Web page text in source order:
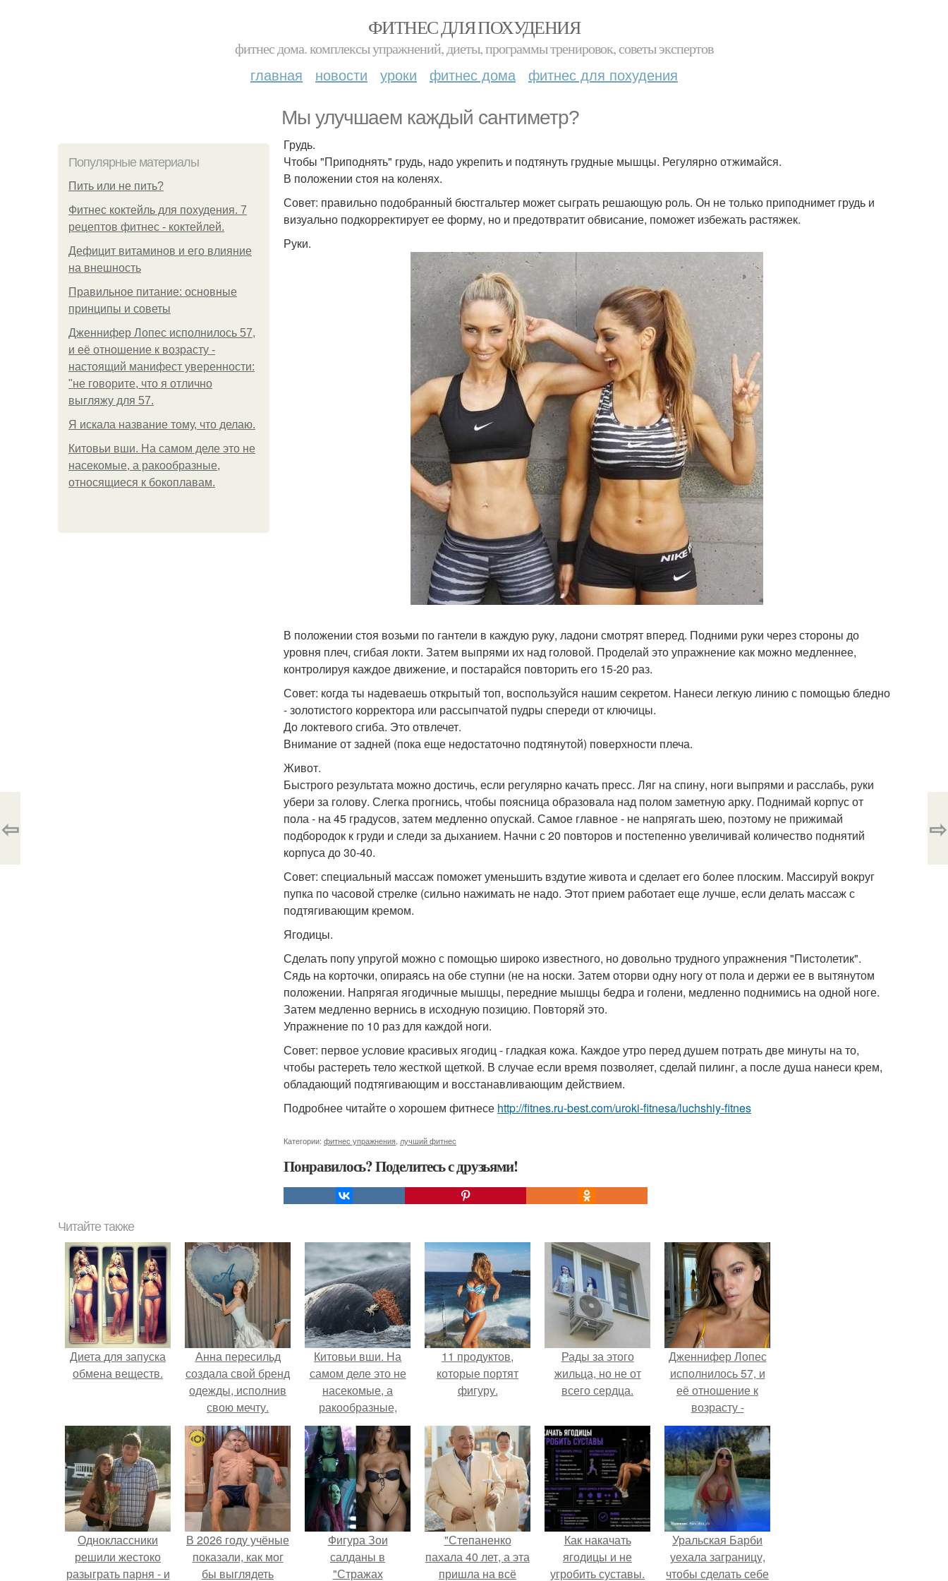
ФИТНЕС ДЛЯ ПОХУДЕНИЯ
фитнес дома. комплексы упражнений, диеты, программы тренировок, советы экспертов
главная новости уроки фитнес дома фитнес для похудения
Мы улучшаем каждый сантиметр?
Популярные материалы
Пить или не пить?
Фитнес коктейль для похудения. 7
рецептов фитнес - коктейлей.
Дефицит витаминов и его влияние
на внешность
Правильное питание: основные
принципы и советы
Дженнифер Лопес исполнилось 57,
и её отношение к возрасту -
настоящий манифест уверенности:
"не говорите, что я отлично
выгляжу для 57.
Я искала название тому, что делаю.
Китовьи вши. На самом деле это не
насекомые, а ракообразные,
относящиеся к бокоплавам.
Грудь.
Чтобы "Приподнять" грудь, надо укрепить и подтянуть грудные мышцы. Регулярно отжимайся.
В положении стоя на коленях.
Совет: правильно подобранный бюстгальтер может сыграть решающую роль. Он не только приподнимет грудь и
визуально подкорректирует ее форму, но и предотвратит обвисание, поможет избежать растяжек.
Руки.
В положении стоя возьми по гантели в каждую руку, ладони смотрят вперед. Подними руки через стороны до
уровня плеч, сгибая локти. Затем выпрями их над головой. Проделай это упражнение как можно медленнее,
контролируя каждое движение, и постарайся повторить его 15-20 раз.
Совет: когда ты надеваешь открытый топ, воспользуйся нашим секретом. Нанеси легкую линию с помощью бледно
- золотистого корректора или рассыпчатой пудры спереди от ключицы.
До локтевого сгиба. Это отвлечет.
Внимание от задней (пока еще недостаточно подтянутой) поверхности плеча.
Живот.
Быстрого результата можно достичь, если регулярно качать пресс. Ляг на спину, ноги выпрями и расслабь, руки
убери за голову. Слегка прогнись, чтобы поясница образовала над полом заметную арку. Поднимай корпус от
пола - на 45 градусов, затем медленно опускай. Самое главное - не напрягать шею, поэтому не прижимай
подбородок к груди и следи за дыханием. Начни с 20 повторов и постепенно увеличивай количество поднятий
корпуса до 30-40.
Совет: специальный массаж поможет уменьшить вздутие живота и сделает его более плоским. Массируй вокруг
пупка по часовой стрелке (сильно нажимать не надо. Этот прием работает еще лучше, если делать массаж с
подтягивающим кремом.
Ягодицы.
Сделать попу упругой можно с помощью широко известного, но довольно трудного упражнения "Пистолетик".
Сядь на корточки, опираясь на обе ступни (не на носки. Затем оторви одну ногу от пола и держи ее в вытянутом
положении. Напрягая ягодичные мышцы, передние мышцы бедра и голени, медленно поднимись на одной ноге.
Затем медленно вернись в исходную позицию. Повторяй это.
Упражнение по 10 раз для каждой ноги.
Совет: первое условие красивых ягодиц - гладкая кожа. Каждое утро перед душем потрать две минуты на то,
чтобы растереть тело жесткой щеткой. В случае если время позволяет, сделай пилинг, а после душа нанеси крем,
обладающий подтягивающим и восстанавливающим действием.
Подробнее читайте о хорошем фитнесе http://fitnes.ru-best.com/uroki-fitnesa/luchshiy-fitnes
Категории: фитнес упражнения лучший фитнес
Понравилось? Поделитесь с друзьями!
⇦ ⇨
Читайте также
Диета для запуска
обмена веществ.
Анна пересильд
создала свой бренд
одежды, исполнив
свою мечту.
Китовьи вши. На
самом деле это не
насекомые, а
ракообразные,
относящиеся к
бокоплавам.
11 продуктов,
которые портят
фигуру.
Рады за этого
жильца, но не от
всего сердца.
Дженнифер Лопес
исполнилось 57, и
её отношение к
возрасту -
настоящий
манифест
уверенности: "не
говорите, что я
отлично выгляжу
для 57.
Одноклассники
решили жестоко
разыграть парня - и
В 2026 году учёные
показали, как мог
бы выглядеть
Фигура Зои
салданы в
"Стражах
"Степаненко
пахала 40 лет, а эта
пришла на всё
Как накачать
ягодицы и не
угробить суставы.
Уральская Барби
уехала заграницу,
чтобы сделать себе